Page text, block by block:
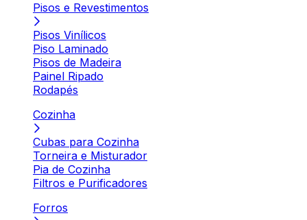
Pisos e Revestimentos
Pisos Vinílicos
Piso Laminado
Pisos de Madeira
Painel Ripado
Rodapés
Cozinha
Cubas para Cozinha
Torneira e Misturador
Pia de Cozinha
Filtros e Purificadores
Forros